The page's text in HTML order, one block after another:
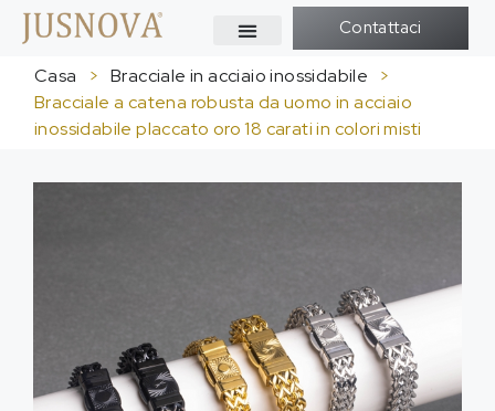
Contattaci
Casa > Bracciale in acciaio inossidabile
>
Bracciale a catena robusta da uomo in acciaio
inossidabile placcato oro 18 carati in colori misti